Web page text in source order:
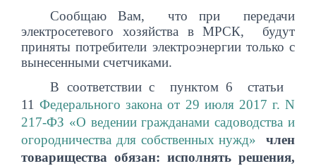
Сообщаю Вам, что при передачи
электросетевого хозяйства в МРСК, будут
приняты потребители электроэнергии только с
вынесенными счетчиками.
В соответствии с пунктом 6 статьи
11Федерального закона от 29 июля 2017 г. N
217-ФЗ «О ведении гражданами садоводства и
огородничества для собственных нужд»
член
товарищества обязан: исполнять решения,